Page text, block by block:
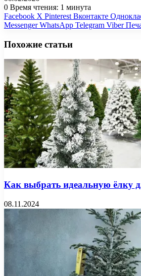
0 Время чтения: 1 минута
Facebook X Pinterest Вконтакте
Messenger WhatsApp Telegram Viber
Похожие статьи
Как выбрать идеальную ёлку
08.11.2024